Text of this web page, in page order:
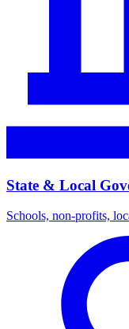
State & Local Government​​​​‌
Schools, non-profits, local governments, and all public entities​​​​‌